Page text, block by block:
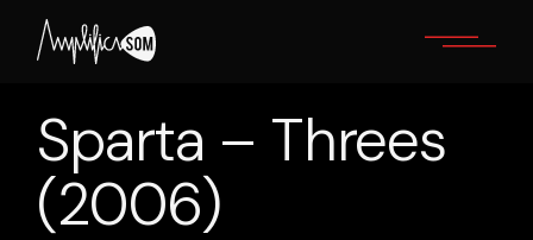
content
Sparta – Threes
(2006)